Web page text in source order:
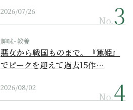
2026/07/26
No.
趣味･教養
悪女から戦国ものまで。『篤姫』
でピークを迎えて過去15作…
2026/08/02
No.